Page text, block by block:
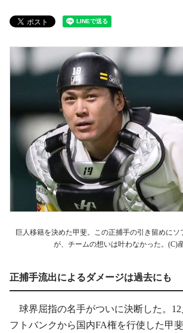
巨人移籍を決めた甲斐。この正捕手の引き留めにソ
が、チームの想いは叶わなかった。(C)
正捕手流出によるダメージは過去にも
球界屈指の名手がついに決断した。12
フトバンクから国内FA権を行使した甲